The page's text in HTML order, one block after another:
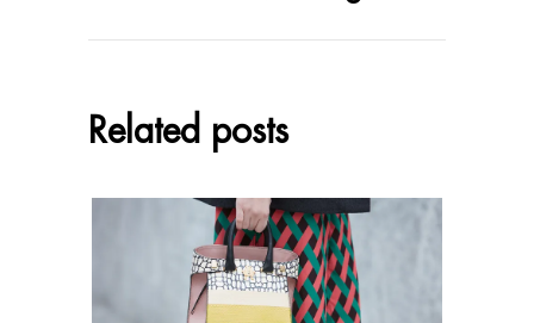
Related posts